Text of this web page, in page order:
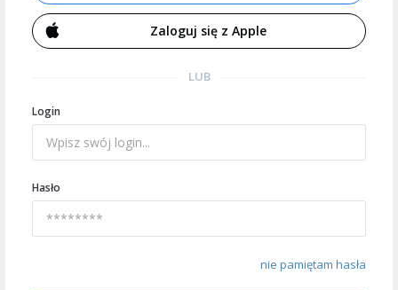
Zaloguj się z Apple
LUB
Login
Hasło
nie pamiętam hasła